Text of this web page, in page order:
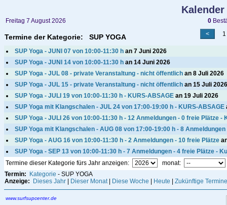
Freitag 7 August 2026 0
Termine der Kategorie: SUP YOGA 1
SUP Yoga - JUNI 07 von 10:00-11:30 h an 7 Juni 2026
SUP Yoga - JUNI 14 von 10:00-11:30 h an 14 Juni 2026
SUP Yoga - JUL 08 - private Veranstaltung - nicht öffentlich an 8 Juli 2026
SUP Yoga - JUL 15 - private Veranstaltung - nicht öffentlich an 15 Juli 2026
SUP Yoga - JULI 19 von 10:00-11:30 h - KURS-ABSAGE an 19 Juli 2026
SUP Yoga mit Klangschalen - JUL 24 von 17:00-19:00 h - KURS-ABSAGE
SUP Yoga - JULI 26 von 10:00-11:30 h - 12 Anmeldungen - 0 freie Plätze -
SUP Yoga mit Klangschalen - AUG 08 von 17:00-19:00 h - 8
SUP Yoga - AUG 16 von 10:00-11:30 h - 2 Anmeldungen - 10 freie Plätze
SUP Yoga - SEP 13 von 10:00-11:30 h - 7 Anmeldungen - 4 freie Plätze -
Termine dieser Kategorie fürs Jahr anzeigen:
monat:
Termin:
Kategorie - SUP YOGA
Anzeige:
Dieses Jahr Dieser Monat| Diese Woche Heute Zukünftige Termine
www.surfsupcenter.de